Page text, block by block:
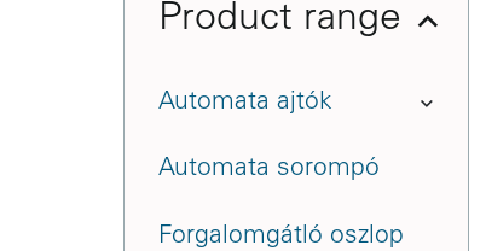
Product range
Automata ajtók
Automata sorompó
Forgalomgátló oszlop